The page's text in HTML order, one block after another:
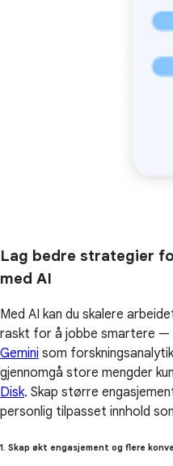
Lag bedre strategier
med AI
Med AI kan du skalere
raskt for å jobbe smartere —
Gemini som
gjennomgå store mengder
Disk. Skap større
personlig tilpasset innhold
1. Skap økt engasjement og flere